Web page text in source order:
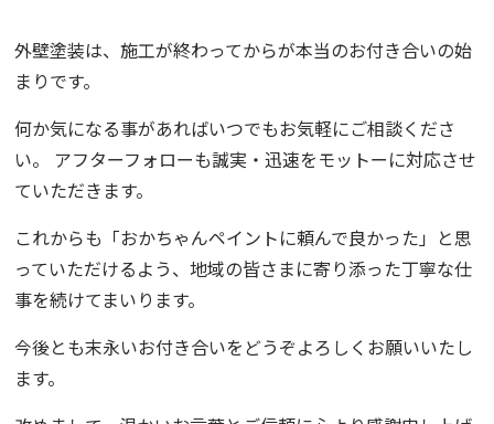
外壁塗装は、施工が終わってからが本当のお付き合いの始
まりです。
何か気になる事があればいつでもお気軽にご相談くださ
い。 アフターフォローも誠実・迅速をモットーに対応させ
ていただきます。
これからも「おかちゃんペイントに頼んで良かった」と思
っていただけるよう、地域の皆さまに寄り添った丁寧な仕
事を続けてまいります。
今後とも末永いお付き合いをどうぞよろしくお願いいたし
ます。